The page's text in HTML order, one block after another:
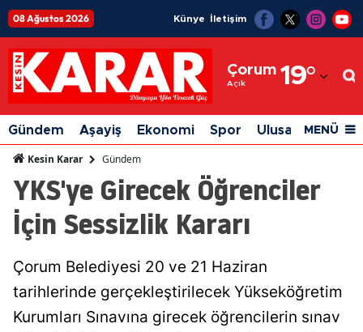
08 Ağustos 2026 Künye İletişim
Çorum
Açık 19°
Adıyaman
Afyonkarahisar
Ağrı
Amasya
Aydın
Gündem Aşayiş Ekonomi Spor Ulusal Siyaset
MENÜ
Kesin Karar Gündem
YKS'ye Girecek Öğrenciler
İçin Sessizlik Kararı
Çorum Belediyesi 20 ve 21 Haziran
tarihlerinde gerçekleştirilecek Yükseköğretim
Kurumları Sınavına girecek öğrencilerin sınav